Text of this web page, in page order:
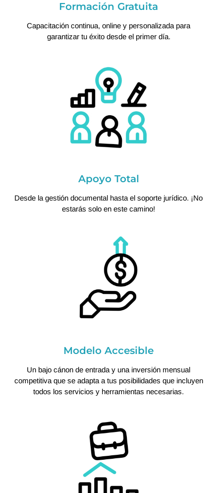
Formación Gratuita
Capacitación continua, online y personalizada para
garantizar tu éxito desde el primer día.
Apoyo Total
Desde la gestión documental hasta el soporte jurídico. ¡No
estarás solo en este camino!
Modelo Accesible
Un bajo cánon de entrada y una inversión mensual
competitiva que se adapta a tus posibilidades que incluyen
todos los servicios y herramientas necesarias.